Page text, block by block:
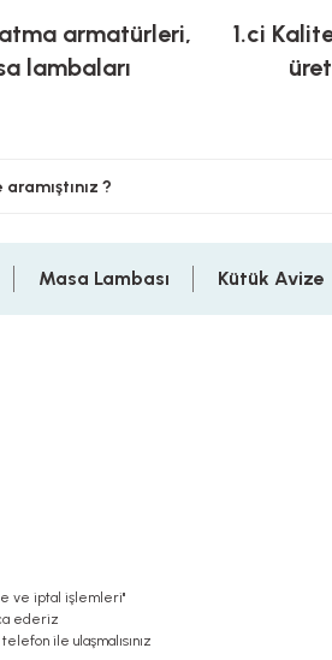
armatürleri,
lambaları
1.ci
Masa Lambası Kütük Avize
ve iptal işlemleri''
ederiz
ile ulaşmalısınız